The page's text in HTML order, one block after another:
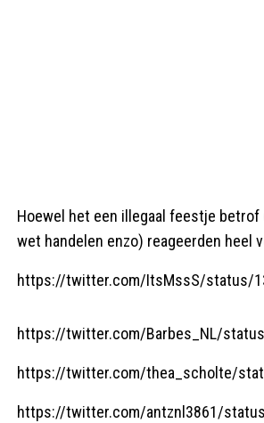
Hoewel het een illegaal feestje
wet handelen enzo) reageerden
https://twitter.com/ItsMssS/status/
https://twitter.com/Barbes_NL/
https://twitter.com/thea_scholte/
https://twitter.com/antznl3861/